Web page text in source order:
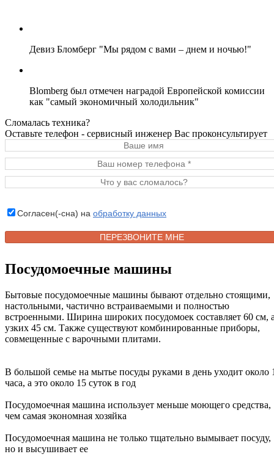
Девиз Бломберг "Мы рядом с вами – днем и ночью!"
Blomberg был отмечен наградой Европейской комиссии
как "самый экономичный холодильник"
Сломалась техника?
Оставьте телефон - сервисный инженер Вас проконсультирует
Согласен(-сна) на обработку данных
Посудомоечные машины
Бытовые посудомоечные машины бывают отдельно стоящими,
настольными, частично встраиваемыми и полностью
встроенными. Ширина широких посудомоек составляет 60 см,
узких 45 см. Также существуют комбинированные приборы,
совмещенные с варочными плитами.
В большой семье на мытье посуды руками в день уходит около
часа, а это около 15 суток в год
Посудомоечная машина использует меньше моющего средства,
чем самая экономная хозяйка
Посудомоечная машина не только тщательно вымывает посуду,
но и высушивает ее